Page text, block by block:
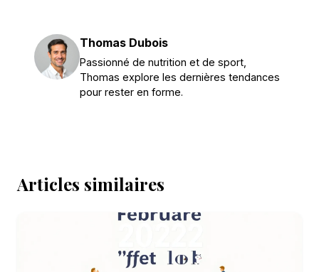
Thomas Dubois
Passionné de nutrition et de sport,
Thomas explore les dernières tendances
pour rester en forme.
Articles similaires